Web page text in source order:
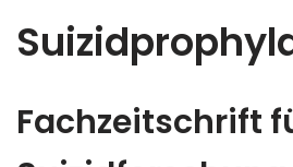
Fachzeitschrift